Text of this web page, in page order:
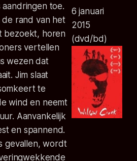
aandringen toe.
de rand van het
bezoekt, horen
vertellen
wezen dat
Jim slaat
te
wind en neemt
Aanvankelijk
en spannend.
gevallen, wordt
6 januari
2015
(dvd/bd)